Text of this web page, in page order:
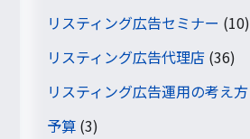
リスティング広告セミナー (10)
リスティング広告代理店 (36)
リスティング広告運用の考え方
予算 (3)